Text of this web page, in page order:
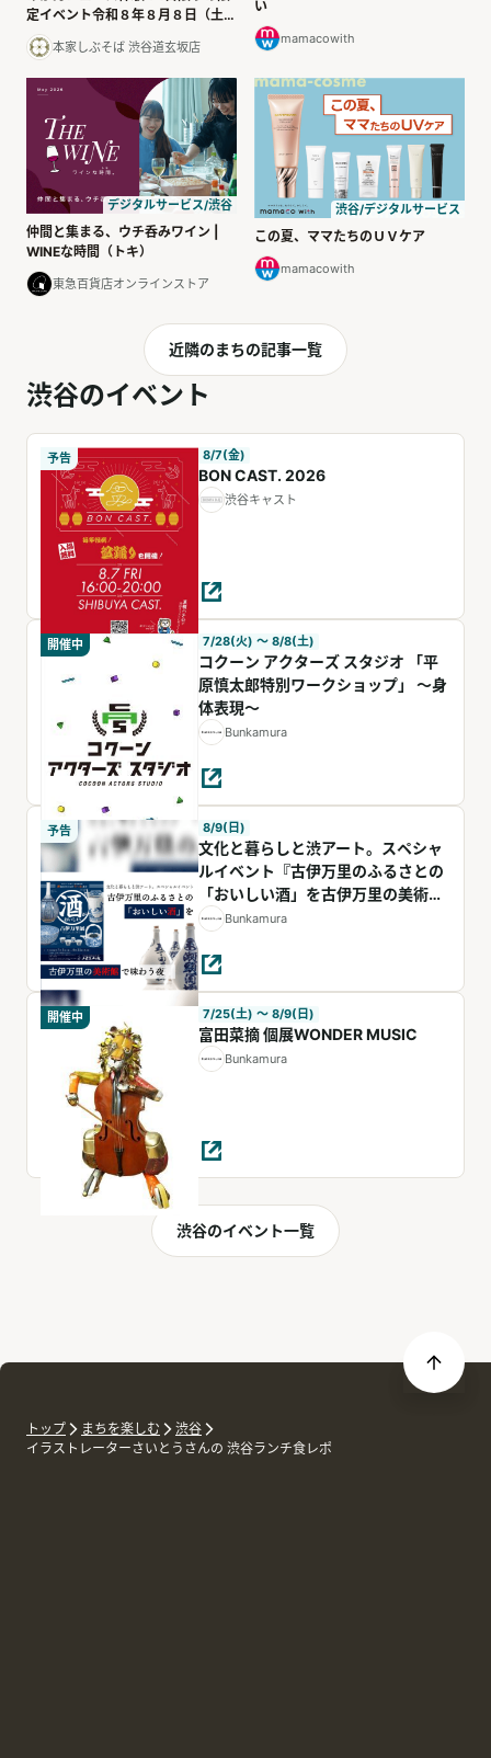
定イベント令和８年８月８日（土）
開催
本家しぶそば 渋谷道玄坂店
い
mamacowith
デジタルサービス/渋谷
仲間と集まる、ウチ呑みワイン |
WINEな時間（トキ）
東急百貨店オンラインストア
渋谷/デジタルサービス
この夏、ママたちのＵＶケア
mamacowith
近隣のまちの記事一覧
渋谷のイベント
予告 8/7(金)
BON CAST. 2026
渋谷キャスト
開催中 7/28(火) 〜 8/8(土)
コクーン アクターズ スタジオ 「平
原慎太郎特別ワークショップ」 ～身
体表現～
Bunkamura
予告 8/9(日)
文化と暮らしと渋アート。スペシャ
ルイベント『古伊万里のふるさとの
「おいしい酒」を古伊万里の美術館
で味わう夜』
Bunkamura
開催中 7/25(土) 〜 8/9(日)
富田菜摘 個展WONDER MUSIC
Bunkamura
渋谷のイベント一覧
トップ まちを楽しむ
渋谷
イラストレーターさいとうさんの 渋谷ランチ食レポ